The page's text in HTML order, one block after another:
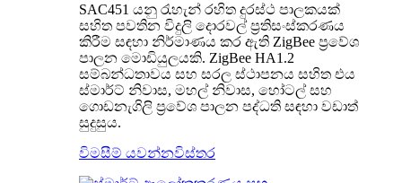
SAC451 යනු රැහැන් රහිත දුරස්ථ පාලකයක්
සහිත පවතින විදුලි දොරවල් ප්‍රතිසංස්කරණය
කිරීම සඳහා නිර්මාණය කර ඇති ZigBee ප්‍රවේශ
පාලන මොඩියුලයකි. ZigBee HA1.2
සම්බන්ධතාවය සහ සරල ස්ථාපනය සහිත එය
ස්මාර්ට් නිවාස, මහල් නිවාස, හෝටල් සහ
ගොඩනැගිලි ප්‍රවේශ පාලන පද්ධති සඳහා වඩාත්
සුදුසුය.
විමසීම් යවන්නවිස්තර